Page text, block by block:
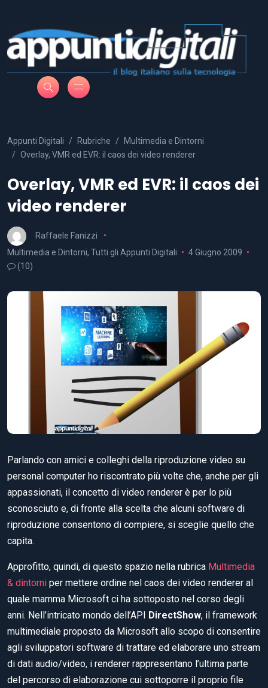
Appunti Digitali Rubriche
Multimedia e Dintorni
Overlay, VMR ed EVR: il caos dei video renderer
Overlay, VMR ed EVR: il caos dei
video renderer
Raffaele Fanizzi
Multimedia e Dintorni, Tutti gli Appunti Digitali
4 Giugno 2009
(10)
Parlando con amici e colleghi della riproduzione video su
personal computer ho riscontrato più volte che, anche per gli
appassionati, il concetto di video renderer è per lo più
sconosciuto e, di fronte alla scelta che alcuni software di
riproduzione consentono di compiere, si sceglie quello che
capita.
Approfitto, quindi, di questo spazio nella rubrica Multimedia
& dintorni per mettere ordine nel caos dei video renderer al
quale mamma Microsoft ci ha sottoposto nel corso degli
anni. Nell’intricato mondo dell’API DirectShow, il framework
multimediale proposto da Microsoft allo scopo di consentire
agli sviluppatori software di trattare ed elaborare uno stream
di dati audio/video, i renderer rappresentano l’ultima parte
del percorso di elaborazione cui sottoporre il proprio file